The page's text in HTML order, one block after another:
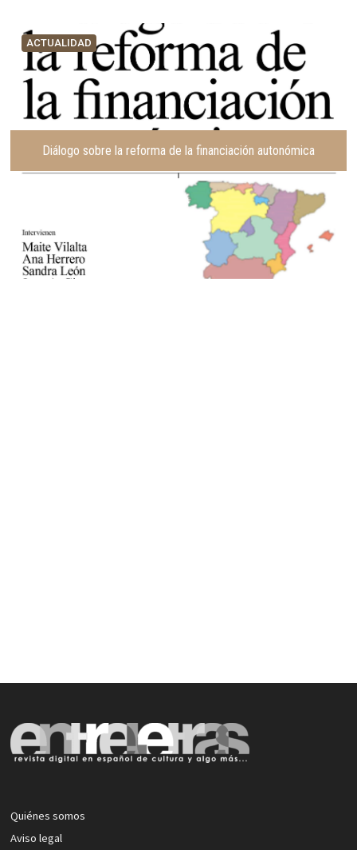
ACTUALIDAD
Diálogo sobre la reforma de la financiación autonómica
Quiénes somos
Aviso legal